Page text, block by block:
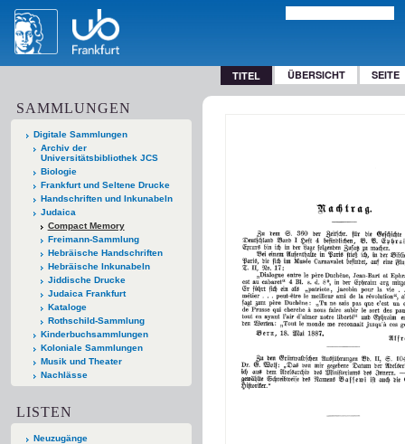
TITEL ÜBERSICHT SEITE
SAMMLUNGEN
Digitale Sammlungen
Archiv der
Universitätsbibliothek JCS
Biologie
Frankfurt und Seltene Drucke
Handschriften und Inkunabeln
Judaica
Compact Memory
Freimann-Sammlung
Hebräische Handschriften
Hebräische Inkunabeln
Jiddische Drucke
Judaica Frankfurt
Kataloge
Rothschild-Sammlung
Kinderbuchsammlungen
Koloniale Sammlungen
Musik und Theater
Nachlässe
LISTEN
Neuzugänge